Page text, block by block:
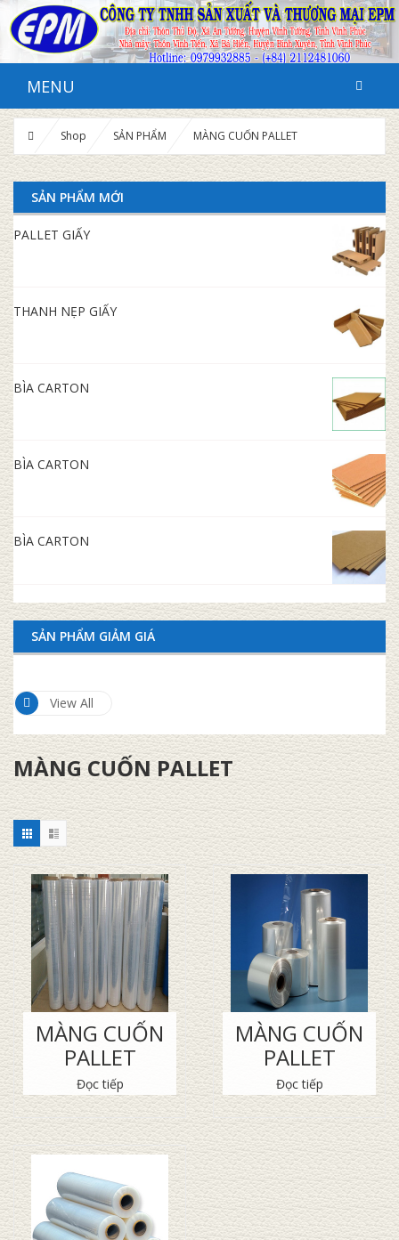
MENU
Shop SẢN PHẨM MÀNG CUỐN PALLET
SẢN PHẨM MỚI
PALLET GIẤY
THANH NẸP GIẤY
BÌA CARTON
BÌA CARTON
BÌA CARTON
SẢN PHẨM GIẢM GIÁ
View All
MÀNG CUỐN PALLET
MÀNG CUỐN
PALLET
Đọc tiếp
MÀNG CUỐN
PALLET
Đọc tiếp